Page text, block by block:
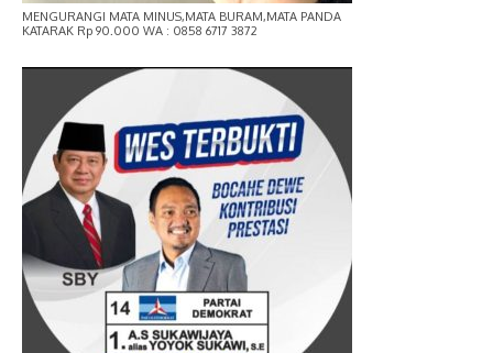
MENGURANGI MATA MINUS,MATA BURAM,MATA PANDA
KATARAK Rp 90.000 WA : 0858 6717 3872